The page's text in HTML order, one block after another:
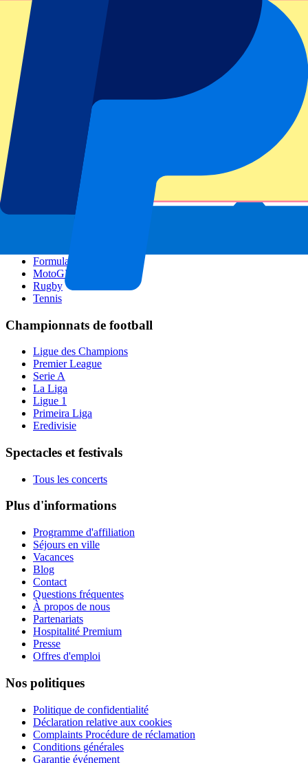
Manchester United
Manchester City
Événements populaires
GP Espagne
GP Pays Bas
GP Singapour
Six Nations
Formula 1
MotoGP
Rugby
Tennis
Championnats de football
Ligue des Champions
Premier League
Serie A
La Liga
Ligue 1
Primeira Liga
Eredivisie
Spectacles et festivals
Tous les concerts
Plus d'informations
Programme d'affiliation
Séjours en ville
Vacances
Blog
Contact
Questions fréquentes
À propos de nous
Partenariats
Hospitalité Premium
Presse
Offres d'emploi
Nos politiques
Politique de confidentialité
Déclaration relative aux cookies
Complaints Procédure de réclamation
Conditions générales
Garantie événement